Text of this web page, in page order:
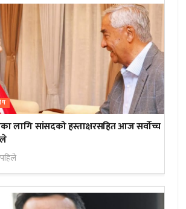
लागि सांसदको हस्ताक्षरसहित आज सर्वोच्च